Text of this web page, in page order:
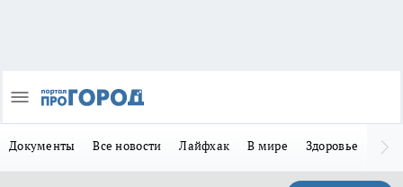
Документы Все новости Лайфхак В мире Здоровье